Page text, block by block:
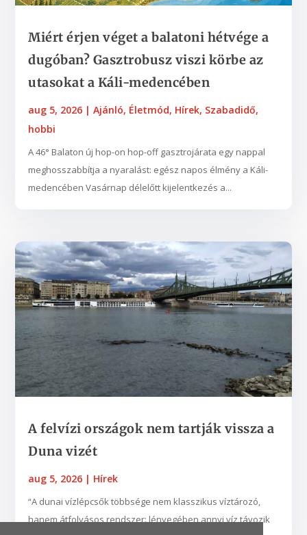
Miért érjen véget a balatoni hétvége a
dugóban? Gasztrobusz viszi körbe az
utasokat a Káli-medencében
aug 5, 2026 |Ajánló, Életmód, Hírek, Szabadidő,
hobbi
A 46° Balaton új hop-on hop-off gasztrojárata egy nappal
meghosszabbítja a nyaralást: egész napos élmény a Káli-
medencében Vasárnap délelőtt kijelentkezés a...
A felvízi országok nem tartják vissza a
Duna vizét
aug 5, 2026 | Hírek
“A dunai vízlépcsők többsége nem klasszikus víztározó,
hanem átfolyásos rendszer: lényegében annyi víz távozik